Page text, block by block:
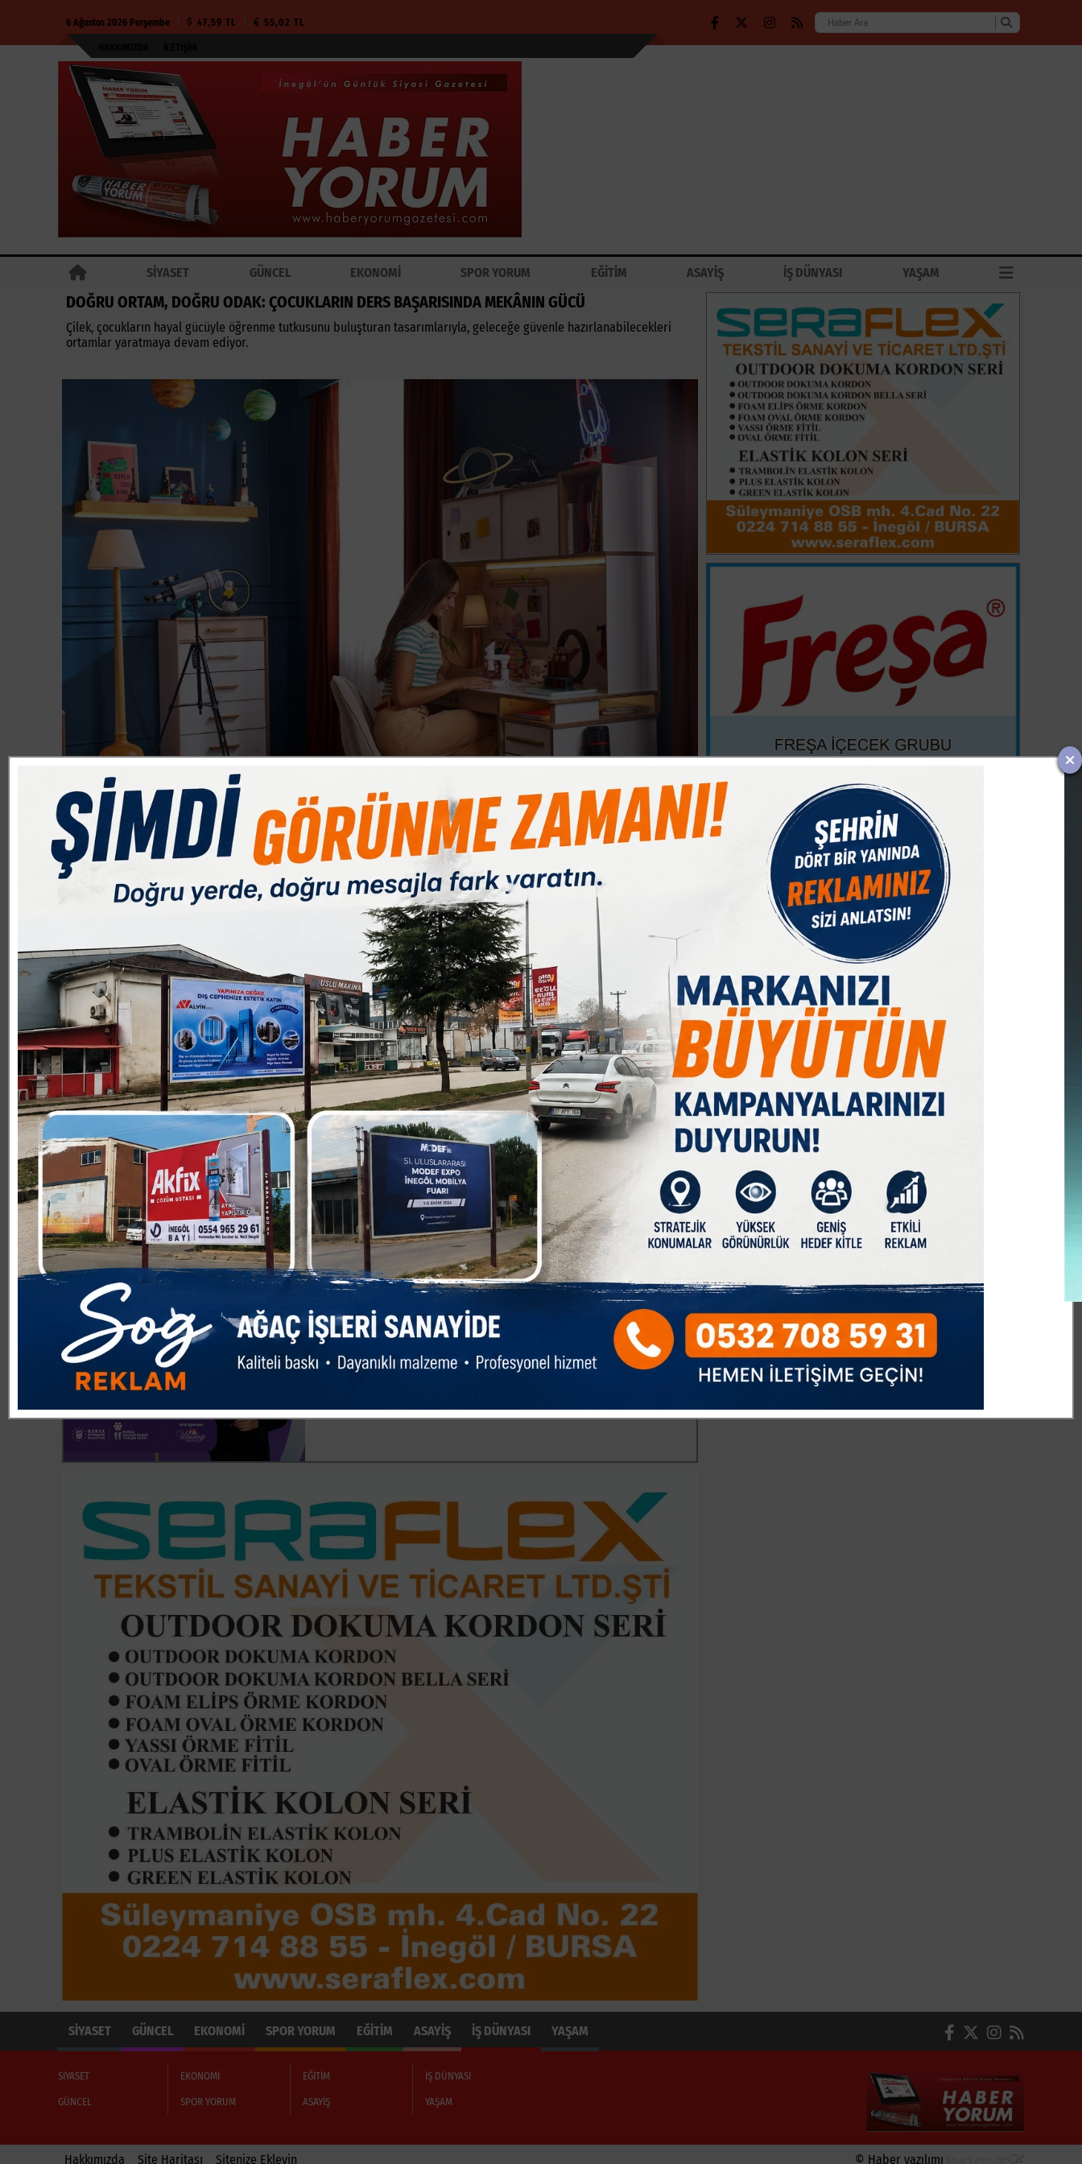
6 Ağustos 2026 Perşembe 47,59 TL 55,02 TL
SİYASET GÜNCEL EKONOMİ SPOR YORUM EĞİTİM ASAYİŞ İŞ DÜNYASI YAŞAM
DOĞRU ORTAM, DOĞRU ODAK: ÇOCUKLARIN DERS BAŞARISINDA MEKÂNIN GÜCÜ
Çilek, çocukların hayal gücüyle öğrenme tutkusunu buluşturan tasarımlarıyla, geleceğe güvenle hazırlanabilecekleri
ortamlar yaratmaya devam ediyor.
GÜNCEL 16.10.2025 13:44:00 0
Paylas
Ders çalışmak yalnızca masa başına oturmak değildir. Işığın açısı, rafların konumu, masa düzeni ve kullanılan malzeme
kalitesi; bir çocuğun dikkatini, konforunu ve öğrenme isteğini doğrudan etkiler. Uzmanlara göre çocukların öğrenme
verimliliğini artıran en önemli etkenlerden biri, ders çalıştıkları ortamın doğru kurgulanmasıdır. Masanın konumu, ışığın
açısı, rafların yerleşimi ve kullanılan malzemeler, dikkat süresini ve motivasyonu doğrudan etkiler. Doğru bir çalışma
düzeni, sadece akademik başarıyı değil, öğrenmeye olan ilgiyi de güçlendirir. Uzmanlar, masa konumunun pencereyle
olan ilişkisini önemli buluyor. Doğal ışığın soldan gelmesi (sağ elini kullanan çocuklar için) göz yorgunluğunu azaltırken
pencereye çok yakın konumlandırma dış etkenlerin dikkati dağıtmasına yol açabiliyor. Raf ve ünitelerin masanın hemen
arkasında değil yan tarafında bulunması, öğrencinin dikkat alanını sade tutarak verimi artırıyor. Bu farkındalıkla
geliştirilen Çilek çalışma masaları, entegre TYP-C girişli LED aydınlatma sistemleriyle donatıldı. Işığın rengi ve
parlaklığı özel olarak ayarlanmış yumuşak beyaz tonda, gözü yormadan uzun süreli çalışma konforu sunuyor. TYP-C
bağlantı noktası ise aydınlatmayı güvenli hale getirirken ek priz ihtiyacını ortadan kaldırıyor. Bu yenilik, özellikle
teknolojiyle iç içe büyüyen yeni nesil öğrenciler için hem pratik hem güvenli bir çözüm sunuyor. Çilek, tasarımlarında
yalnızca estetiğe değil malzeme güvenliğine de öncelik veriyor. Kullanılan ahşap paneller E1 standardına uygun düşük
formaldehit içeriyor; REACH ve RoHS direktiflerine tam uyum sağlanıyor. Tüm boyalar ve vernikler, EN 71-3 toksik
madde analizlerinden geçerek sağlığa zararsız hale getiriliyor. Bu sayede çocuklar, uzun saatler geçirdikleri çalışma
alanlarında hem konforlu hem de güvenli bir deneyim yaşıyor. Ders başarısı, yalnızca ne kadar çalışıldığıyla değil,
nerede çalışıldığıyla da ilgilidir. Işığı, düzeni, malzemesi ve güvenliğiyle özenle tasarlanan her Çilek çalışma masası,
çocuklara yalnızca bir mobilya değil, öğrenmeye ilham veren bir alan sunuyor. Çilek, çocukların hayal gücüyle öğrenme
tutkusunu buluşturan tasarımlarıyla, geleceğe güvenle hazırlanabilecekleri ortamlar yaratmaya devam ediyor. Çilek
Hakkında Çilek, 1996 yılında aile şirketi olarak Türkiye'de kurulduğu günden beri, çocukların düşlerini odalarına kurmak
için çalışıyor. Bugün bu topraklardan çıkan güçlü bir Türkiye markası olarak, 5 kıtada, 50’den fazla ülkede 500’den fazla
satış noktasıyla 5 milyondan fazla çocuğun hayallerine dokunmanın haklı gururunu yaşıyor.
DOLAR
47,59
% 0,06
EURO
55,02
% 0,04
GRAM ALTIN
6538,12
% 0,66
SİYASET GÜNCEL EKONOMİ SPOR YORUM EĞİTİM ASAYİŞ İŞ DÜNYASI YAŞAM
SİYASET
GÜNCEL
EKONOMİ
SPOR YORUM
EĞİTİM
ASAYİŞ
İŞ DÜNYASI
YAŞAM
Hakkımızda Site Haritası Sitenize Ekleyin © Haber yazılımı